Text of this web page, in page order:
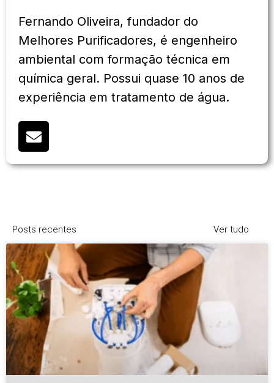
Fernando Oliveira, fundador do
Melhores Purificadores, é engenheiro
ambiental com formação técnica em
química geral. Possui quase 10 anos de
experiência em tratamento de água.
Posts recentes Ver tudo